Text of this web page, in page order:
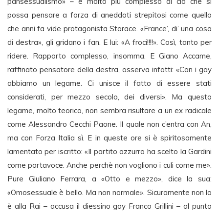
possa pensare a forza di aneddoti strepitosi come quello
che anni fa vide protagonista Storace. «France’, di’ una cosa
di destra», gli gridano i fan. E lui: «A froci!!!!». Così, tanto per
ridere. Rapporto complesso, insomma. E Giano Accame,
raffinato pensatore della destra, osserva infatti: «Con i gay
abbiamo un legame. Ci unisce il fatto di essere stati
considerati, per mezzo secolo, dei diversi». Ma questo
legame, molto teorico, non sembra risultare a un ex radicale
come Alessandro Cecchi Paone. Il quale non c’entra con An,
ma con Forza Italia sì. E in queste ore si è spiritosamente
lamentato per iscritto: «Il partito azzurro ha scelto la Gardini
come portavoce. Anche perchè non vogliono i culi come me».
Pure Giuliano Ferrara, a «Otto e mezzo», dice la sua:
«Omosessuale è bello. Ma non normale». Sicuramente non lo
è alla Rai – accusa il diessino gay Franco Grillini – al punto